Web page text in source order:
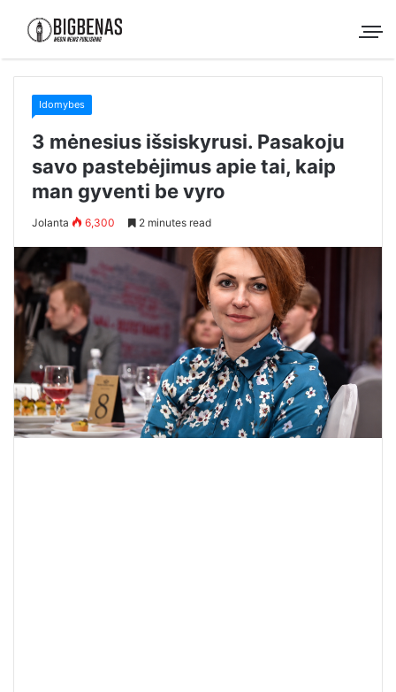
Idomybes
3 mėnesius išsiskyrusi. Pasakoju
savo pastebėjimus apie tai, kaip
man gyventi be vyro
Jolanta 6,300 2 minutes read